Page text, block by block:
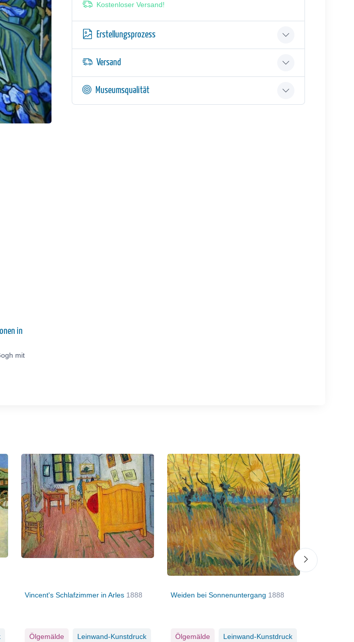
in
mit
Kostenloser Versand!
Erstellungsprozess
Versand
Museumsqualität
Vincent's Schlafzimmer in Arles 1888
Ölgemälde
Leinwand-Kunstdruck
Weiden bei Sonnenuntergang 1888
Ölgemälde
Leinwand-Kunstdruck